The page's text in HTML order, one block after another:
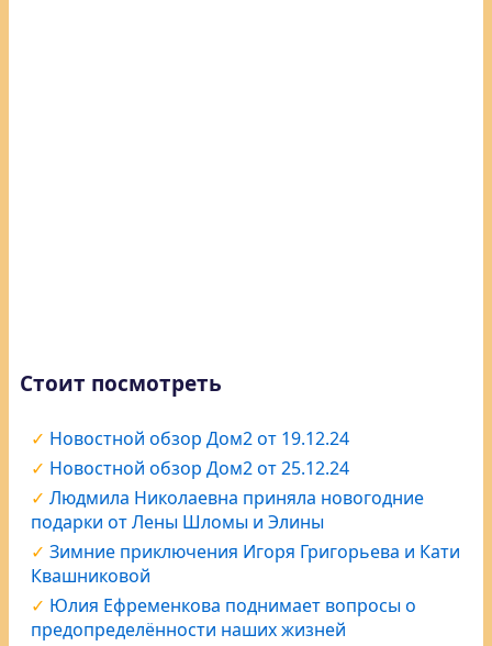
Стоит посмотреть
Новостной обзор Дом2 от 19.12.24
Новостной обзор Дом2 от 25.12.24
Людмила Николаевна приняла новогодние
подарки от Лены Шломы и Элины
Зимние приключения Игоря Григорьева и Кати
Квашниковой
Юлия Ефременкова поднимает вопросы о
предопределённости наших жизней